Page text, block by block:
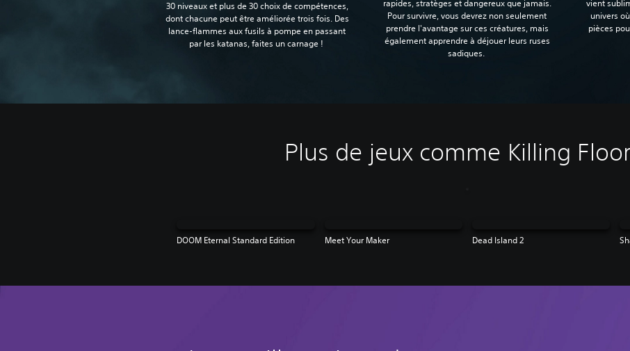
30 niveaux et plus de 30 choix de compétences,
dont chacune peut être améliorée trois fois. Des
lance-flammes aux fusils à pompe en passant
par les katanas, faites un carnage !‎
rapides, stratèges et dangereux que jamais.
Pour survivre, vous devrez non seulement
prendre l'avantage sur ces créatures, mais
également apprendre à déjouer leurs ruses
sadiques.‎
vient
univers
pièces
Plus de jeux comme Killing
DOOM Eternal Standard Edition Meet Your Maker Dead Island 2